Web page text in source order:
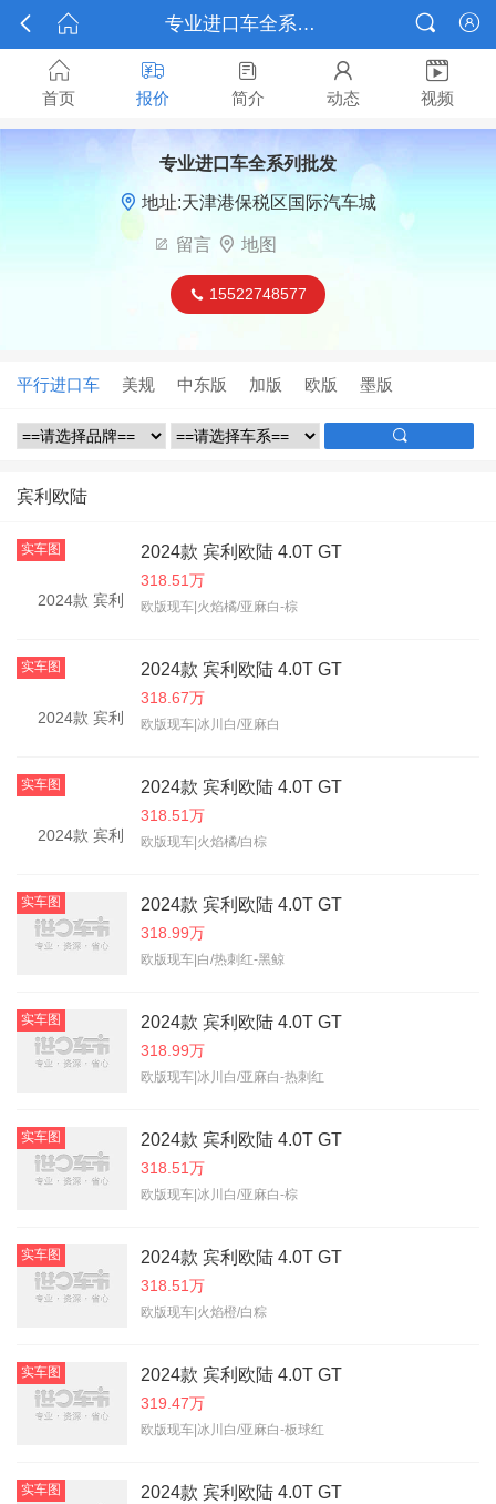
  专业进口车全系列批发 


首页

报价

简介

动态

视频
专业进口车全系列批发
 地址:天津港保税区国际汽车城
 留言  地图
 15522748577
平行进口车 美规 中东版 加版 欧版 墨版

宾利欧陆
实车图 2024款 宾利欧陆 4.0T GT
318.51万
欧版现车|火焰橘/亚麻白-棕
实车图 2024款 宾利欧陆 4.0T GT
318.67万
欧版现车|冰川白/亚麻白
实车图 2024款 宾利欧陆 4.0T GT
318.51万
欧版现车|火焰橘/白棕
实车图 2024款 宾利欧陆 4.0T GT
318.99万
欧版现车|白/热刺红-黑鲸
实车图 2024款 宾利欧陆 4.0T GT
318.99万
欧版现车|冰川白/亚麻白-热刺红
实车图 2024款 宾利欧陆 4.0T GT
318.51万
欧版现车|冰川白/亚麻白-棕
实车图 2024款 宾利欧陆 4.0T GT
318.51万
欧版现车|火焰橙/白粽
实车图 2024款 宾利欧陆 4.0T GT
319.47万
欧版现车|冰川白/亚麻白-板球红
实车图 2024款 宾利欧陆 4.0T GT